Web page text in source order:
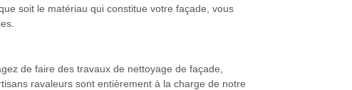
soit le matériau qui constitue votre façade, vous
de faire des travaux de nettoyage de façade,
ravaleurs sont entièrement à la charge de notre